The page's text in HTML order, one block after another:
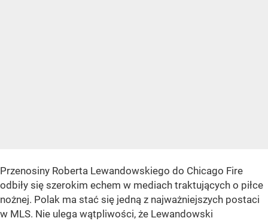
Przenosiny Roberta Lewandowskiego do Chicago Fire
odbiły się szerokim echem w mediach traktujących o piłce
nożnej. Polak ma stać się jedną z najważniejszych postaci
w MLS. Nie ulega wątpliwości, że Lewandowski